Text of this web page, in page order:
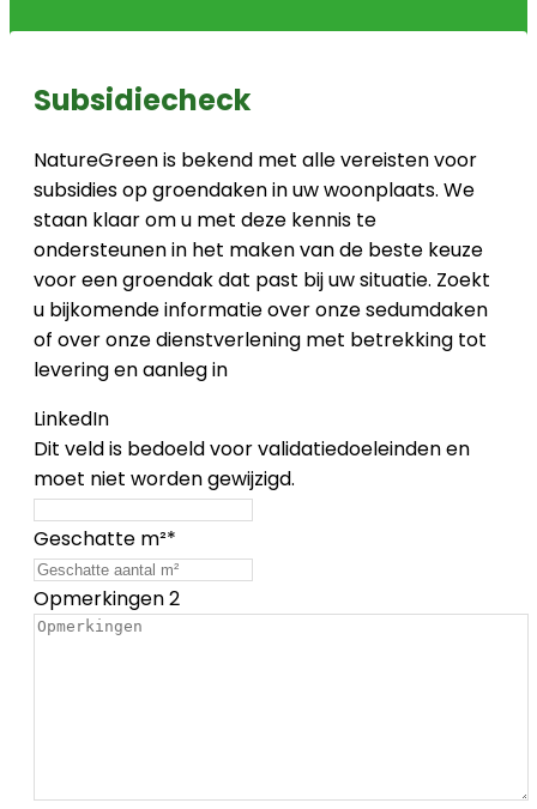
Subsidiecheck
NatureGreen is bekend met alle vereisten voor
subsidies op groendaken in uw woonplaats. We
staan klaar om u met deze kennis te
ondersteunen in het maken van de beste keuze
voor een groendak dat past bij uw situatie. Zoekt
u bijkomende informatie over onze sedumdaken
of over onze dienstverlening met betrekking tot
levering en aanleg in
LinkedIn
Dit veld is bedoeld voor validatiedoeleinden en
moet niet worden gewijzigd.
Geschatte m²*
Opmerkingen 2